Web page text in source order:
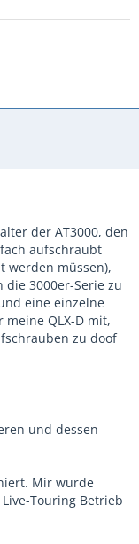
der AT3000, den
aufschraubt
werden müssen),
3000er-Serie zu
eine einzelne
QLX-D mit,
zu doof
und dessen
Mir wurde
Touring Betrieb